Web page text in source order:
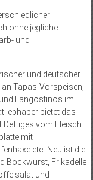
ohne jegliche
und
und deutscher
Tapas-Vorspeisen,
Langostinos im
bietet das
Deftiges vom Fleisch
mit
etc. Neu ist die
Bockwurst, Frikadelle
und